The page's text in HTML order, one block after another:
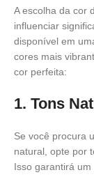
A escolha da cor
influenciar
disponível em
cores mais
cor perfeita:
1. Tons
Se você procura
natural, opte por
Isso garantirá um